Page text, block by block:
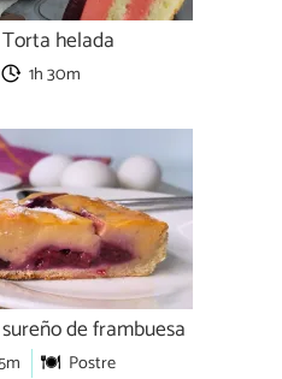
helada
1h 30m
de frambuesa
Postre